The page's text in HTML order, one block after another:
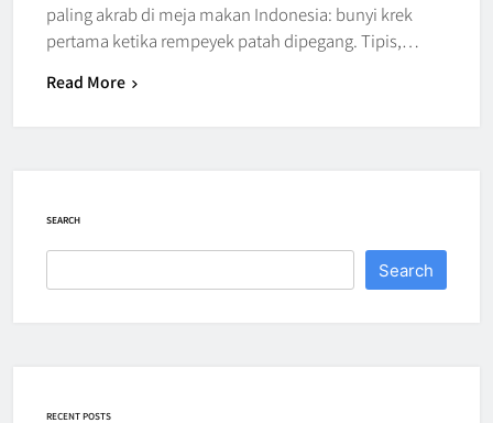
paling akrab di meja makan Indonesia: bunyi krek
pertama ketika rempeyek patah dipegang. Tipis,…
Read More
SEARCH
Search
RECENT POSTS